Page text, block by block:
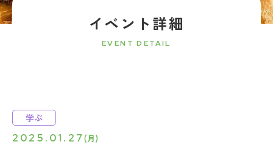
イベント詳細
EVENT DETAIL
2025.01.27 (月)
学ぶ